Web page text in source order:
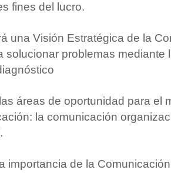
fines del lucro.
una Visión Estratégica de la
solucionar problemas mediante
áreas de oportunidad para el
la comunicación
importancia de la